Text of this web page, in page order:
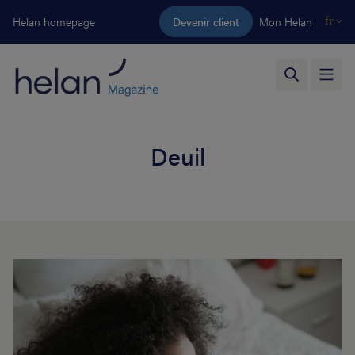
Aller au contenu principal
Helan homepage Devenir client Mon Helan fr
Deuil